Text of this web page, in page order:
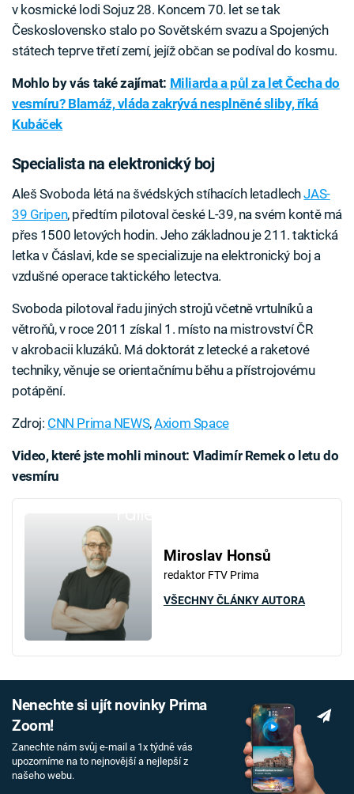
v kosmické lodi Sojuz 28. Koncem 70. let se tak
Československo stalo po Sovětském svazu a Spojených
státech teprve třetí zemí, jejíž občan se podíval do kosmu.
Mohlo by vás také zajímat: Miliarda a půl za let Čecha do
vesmíru? Blamáž, vláda zakrývá nesplněné sliby, říká
Kubáček
Specialista na elektronický boj
Aleš Svoboda létá na švédských stíhacích letadlechJAS-
39 Gripen, předtím pilotoval české L-39, na svém kontě má
přes 1500 letových hodin. Jeho základnou je 211. taktická
letka v Čáslavi, kde se specializuje na elektronický boj a
vzdušné operace taktického letectva.
Svoboda pilotoval řadu jiných strojů včetně vrtulníků a
větroňů, v roce 2011 získal 1. místo na mistrovství ČR
v akrobacii kluzáků. Má doktorát z letecké a raketové
techniky, věnuje se orientačnímu běhu a přístrojovému
potápění.
Zdroj: CNN Prima NEWS,Axiom Space
Video, které jste mohli minout: Vladimír Remek o letu do
vesmíru
Miroslav Honsů
redaktor FTV Prima
VŠECHNY ČLÁNKY AUTORA
Nenechte si ujít novinky Prima
Zoom!
Zanechte nám svůj e-mail a 1x týdně vás
upozorníme na to nejnovější a nejlepší z
našeho webu.